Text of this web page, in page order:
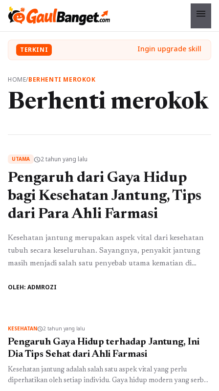
menu
TERKINI
HOME/BERHENTI MEROKOK
Berhenti merokok
UTAMA schedule2 tahun yang lalu
Pengaruh dari Gaya Hidup
bagi Kesehatan Jantung, Tips
dari Para Ahli Farmasi
Kesehatan jantung merupakan aspek vital dari kesehatan
tubuh secara keseluruhan. Sayangnya, penyakit jantung
masih menjadi salah satu penyebab utama kematian di
mempengaruhi kesehatan jantung, salah satunya adalah
perubahan gaya hidup yang sederhana namun ...
Selengkapnya
OLEH: ADMROZI
KESEHATANschedule2 tahun yang lalu
Pengaruh Gaya Hidup terhadap Jantung, Ini
Dia Tips Sehat dari Ahli Farmasi
Kesehatan jantung adalah salah satu aspek vital yang perlu
diperhatikan oleh setiap individu. Gaya hidup modern yang serba